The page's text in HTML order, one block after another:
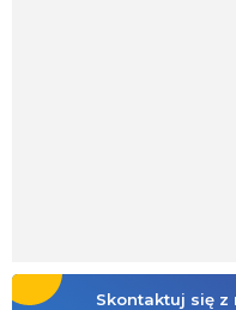
Skontaktuj się z